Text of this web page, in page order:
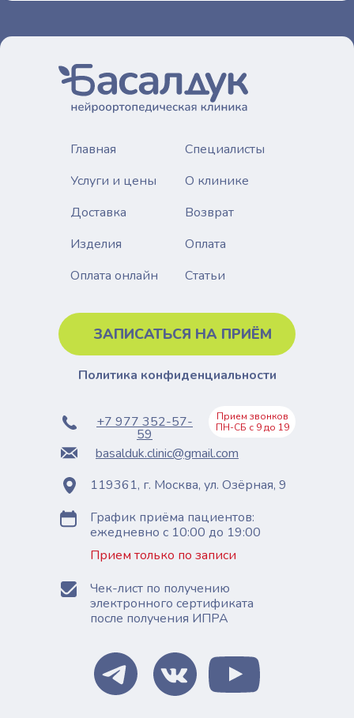
ЗАПИСАТЬСЯ НА ПРИЁМ
Главная
Услуги и цены
Изделия
Специалисты
О клинике
Доставка
Возврат
+7 977 352-57-
59
basalduk.clinic@gmail.com
119361, г. Москва, ул. Озёрная, 9
График приёма пациентов:
ежедневно с 10:00 до 19:00
Прием только по записи
Чек-лист по получению
электронного сертификата
после получения ИПРА
Политика конфиденциальности
Оплата
Статьи
Оплата онлайн
Прием звонков
ПН-СБ с 9 до 19